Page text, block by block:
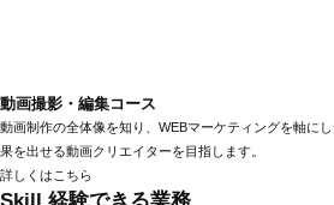
動画撮影・編集コース
動画制作の全体像を知り、WEBマーケティングを軸に
果を出せる動画クリエイターを目指します。
詳しくはこちら